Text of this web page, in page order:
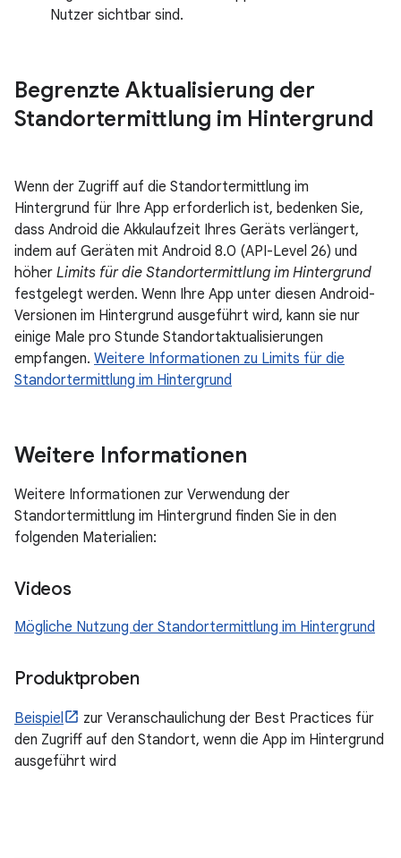
Nutzer sichtbar sind.
Begrenzte Aktualisierung der
Standortermittlung im Hintergrund
Wenn der Zugriff auf die Standortermittlung im
Hintergrund für Ihre App erforderlich ist, bedenken Sie,
dass Android die Akkulaufzeit Ihres Geräts verlängert,
indem auf Geräten mit Android 8.0 (API-Level 26) und
höher Limits für die Standortermittlung im Hintergrund
festgelegt werden. Wenn Ihre App unter diesen Android-
Versionen im Hintergrund ausgeführt wird, kann sie nur
einige Male pro Stunde Standortaktualisierungen
empfangen. Weitere Informationen zu Limits für die
Standortermittlung im Hintergrund
Weitere Informationen
Weitere Informationen zur Verwendung der
Standortermittlung im Hintergrund finden Sie in den
folgenden Materialien:
Videos
Mögliche Nutzung der Standortermittlung im Hintergrund
Produktproben
Beispiel
zur Veranschaulichung der Best Practices für
den Zugriff auf den Standort, wenn die App im Hintergrund
ausgeführt wird